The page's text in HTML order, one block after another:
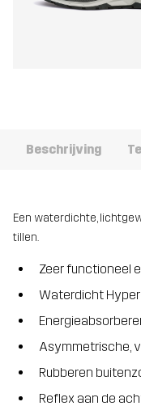
Beschrijving
Een waterdichte,
tillen.
Zeer functioneel
Waterdicht
Asymmetrische,
Rubberen
Reflex aan de